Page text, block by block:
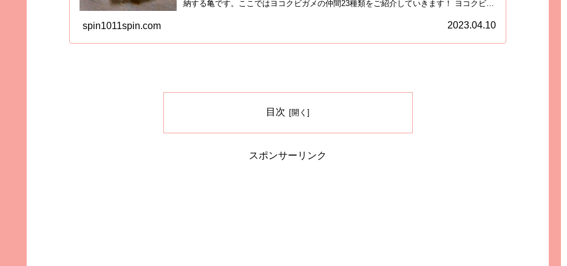
納する亀です。ここではヨコクビガメの仲間23種類をご紹介していきます！ ヨコクビガ
spin1011spin.com 2023.04.10
目次
スポンサーリンク